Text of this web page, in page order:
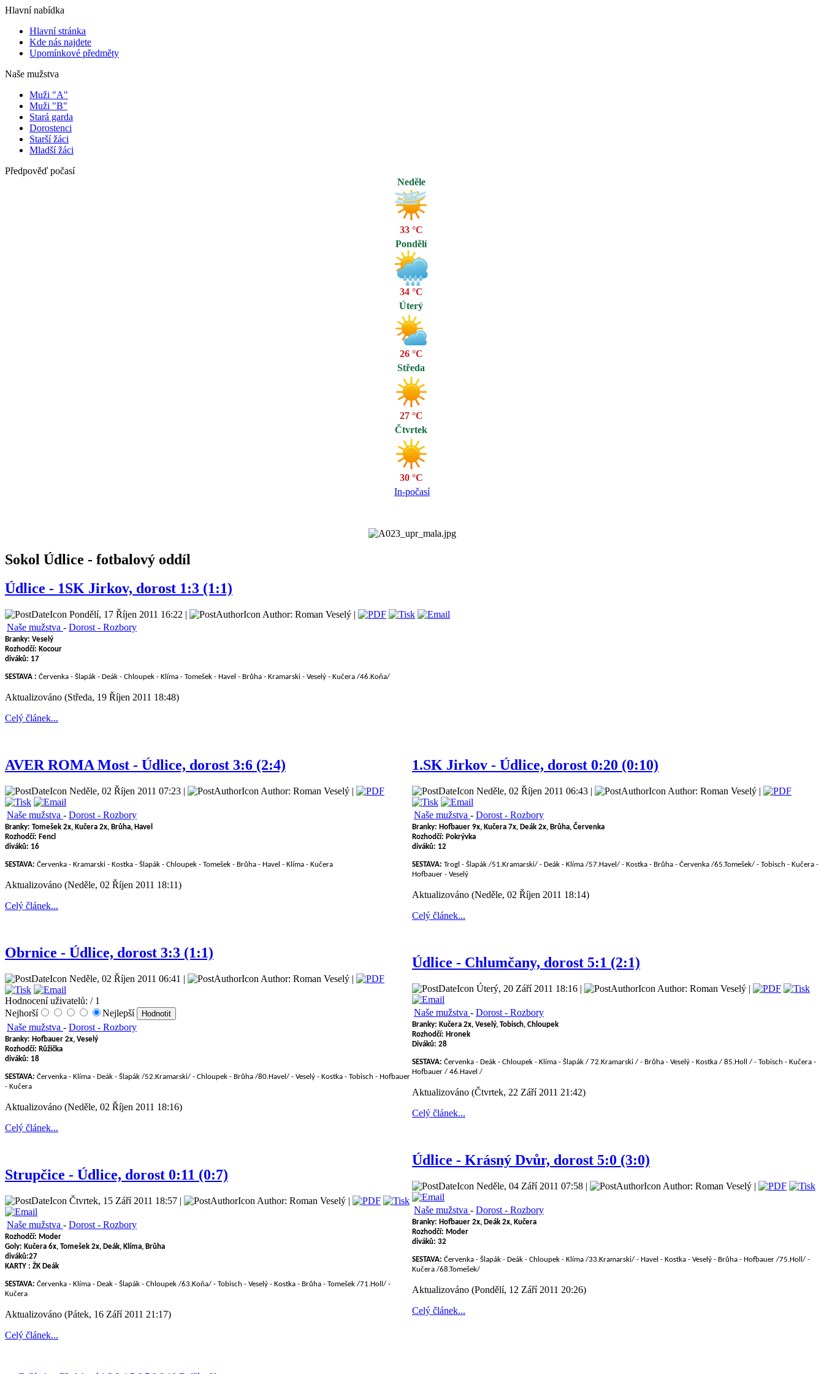
Hlavní nabídka
Hlavní stránka
Kde nás najdete
Upomínkové předměty
Naše mužstva
Muži "A"
Muži "B"
Stará garda
Dorostenci
Starší žáci
Mladší žáci
Předpověď počasí
Neděle
33 °C
Pondělí
34 °C
Úterý
26 °C
Středa
27 °C
Čtvrtek
30 °C
In-počasí
Sokol Údlice - fotbalový oddíl
Údlice - 1SK Jirkov, dorost 1:3 (1:1)
Pondělí, 17 Říjen 2011 16:22 |
Author: Roman Veselý |
Naše mužstva - Dorost - Rozbory
Branky: Veselý
Rozhodčí: Kocour
diváků: 17
SESTAVA : Červenka - Šlapák - Deák - Chloupek - Klíma - Tomešek - Havel - Brůha - Kramarski - Veselý - Kučera /46.Koňa/
Aktualizováno (Středa, 19 Říjen 2011 18:48)
Celý článek...
AVER ROMA Most - Údlice, dorost 3:6 (2:4)
Neděle, 02 Říjen 2011 07:23 | Author: Roman Veselý |
Naše mužstva - Dorost - Rozbory
Branky: Tomešek 2x, Kučera 2x, Brůha, Havel
Rozhodčí: Fencl
diváků: 16
SESTAVA: Červenka - Kramarski - Kostka - Šlapák - Chloupek - Tomešek - Brůha - Havel - Klíma - Kučera
Aktualizováno (Neděle, 02 Říjen 2011 18:11)
Celý článek...
Obrnice - Údlice, dorost 3:3 (1:1)
Neděle, 02 Říjen 2011 06:41 | Author: Roman Veselý |
Hodnocení uživatelů: / 1
Nejhorší
Nejlepší
Naše mužstva - Dorost - Rozbory
Branky: Hofbauer 2x, Veselý
Rozhodčí: Růžička
diváků: 18
SESTAVA: Červenka - Klíma - Deák - Šlapák /52.Kramarski/ - Chloupek - Brůha /80.Havel/ - Veselý - Kostka - Tobisch - Hofbauer
- Kučera
Aktualizováno (Neděle, 02 Říjen 2011 18:16)
Celý článek...
Strupčice - Údlice, dorost 0:11 (0:7)
Čtvrtek, 15 Září 2011 18:57 | Author: Roman Veselý |
Naše mužstva - Dorost - Rozbory
Rozhodčí: Moder
Goly: Kučera 6x, Tomešek 2x, Deák, Klíma, Brůha
diváků:27
KARTY : ŽK Deák
SESTAVA: Červenka - Klíma - Deak - Šlapák - Chloupek /63.Koňa/ - Tobisch - Veselý - Kostka - Brůha - Tomešek /71.Holl/ -
Kučera
Aktualizováno (Pátek, 16 Září 2011 21:17)
Celý článek...
1.SK Jirkov - Údlice, dorost 0:20 (0:10)
Neděle, 02 Říjen 2011 06:43 | Author: Roman Veselý |
Naše mužstva - Dorost - Rozbory
Branky: Hofbauer 9x, Kučera 7x, Deák 2x, Brůha, Červenka
Rozhodčí: Pokrývka
diváků: 12
SESTAVA: Trogl - Šlapák /51.Kramarski/ - Deák - Klíma /57.Havel/ - Kostka - Brůha - Červenka /65.Tomešek/ - Tobisch - Kučera -
Hofbauer - Veselý
Aktualizováno (Neděle, 02 Říjen 2011 18:14)
Celý článek...
Údlice - Chlumčany, dorost 5:1 (2:1)
Úterý, 20 Září 2011 18:16 | Author: Roman Veselý |
Naše mužstva - Dorost - Rozbory
Branky: Kučera 2x, Veselý, Tobisch, Chloupek
Rozhodčí: Hronek
Diváků: 28
SESTAVA: Červenka - Deák - Chloupek - Klíma - Šlapák / 72.Kramarski / - Brůha - Veselý - Kostka / 85.Holl
/ - Tobisch - Kučera -
Hofbauer / 46.Havel /
Aktualizováno (Čtvrtek, 22 Září 2011 21:42)
Celý článek...
Údlice - Krásný Dvůr, dorost 5:0 (3:0)
Neděle, 04 Září 2011 07:58 | Author: Roman Veselý |
Naše mužstva - Dorost - Rozbory
Branky: Hofbauer 2x, Deák 2x, Kučera
Rozhodčí: Moder
diváků: 32
SESTAVA: Červenka - Šlapák - Deák - Chloupek - Klíma /33.Kramarski/ - Havel - Kostka - Veselý - Brůha - Hofbauer /75.Holl/ -
Kučera /68.Tomešek/
Aktualizováno (Pondělí, 12 Září 2011 20:26)
Celý článek...